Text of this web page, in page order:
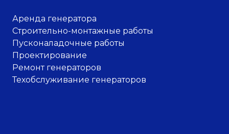
Аренда генератора
Строительно-монтажные работы
Пусконаладочные работы
Проектирование
Ремонт генераторов
Техобслуживание генераторов